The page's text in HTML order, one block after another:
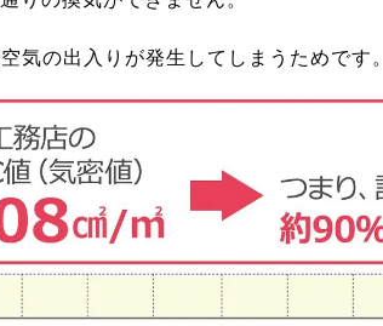
気の出入りが発生してしまうためです。